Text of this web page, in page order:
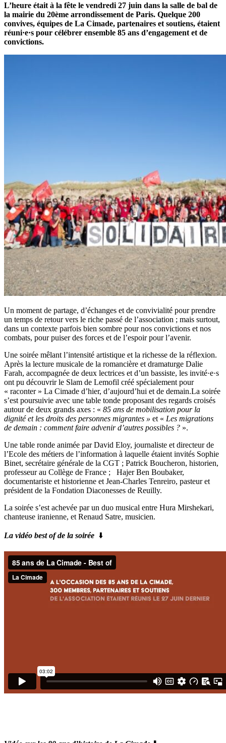
L’heure était à la fête le vendredi 27 juin dans la salle de bal de
la mairie du 20ème arrondissement de Paris. Quelque 200
convives, équipes de La Cimade, partenaires et soutiens, étaient
réuni·e·s pour célébrer ensemble 85 ans d’engagement et de
convictions.
Un moment de partage, d’échanges et de convivialité pour prendre
un temps de retour vers le riche passé de l’association ; mais surtout,
dans un contexte parfois bien sombre pour nos convictions et nos
combats, pour puiser des forces et de l’espoir pour l’avenir.
Une soirée mêlant l’intensité artistique et la richesse de la réflexion.
Après la lecture musicale de la romancière et dramaturge Dalie
Farah, accompagnée de deux lectrices et d’un bassiste, les invité·e·s
ont pu découvrir le Slam de Lemofil créé spécialement pour
« raconter » La Cimade d’hier, d’aujourd’hui et de demain.La soirée
s’est poursuivie avec une table tonde proposant des regards croisés
autour de deux grands axes : « 85 ans de mobilisation pour la
dignité et les droits des personnes migrantes » et « Les migrations
de demain : comment faire advenir d’autres possibles ? ».
Une table ronde animée par David Eloy, journaliste et directeur de
l’Ecole des métiers de l’information à laquelle étaient invités Sophie
Binet, secrétaire générale de la CGT ; Patrick Boucheron, historien,
professeur au Collège de France ; Hajer Ben Boubaker,
documentariste et historienne et Jean-Charles Tenreiro, pasteur et
président de la Fondation Diaconesses de Reuilly.
La soirée s’est achevée par un duo musical entre Hura Mirshekari,
chanteuse iranienne, et Renaud Satre, musicien.
La vidéo best of de la soirée ⬇️